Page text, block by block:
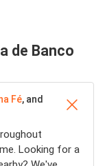
de Banco
Fé, and
Looking for a